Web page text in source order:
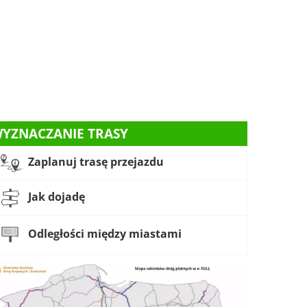
TRASY
Zaplanuj trasę przejazdu
Jak dojadę
Odległości między miastami